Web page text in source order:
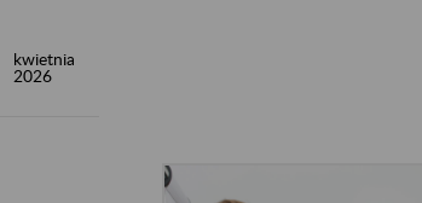
kwietnia
2026